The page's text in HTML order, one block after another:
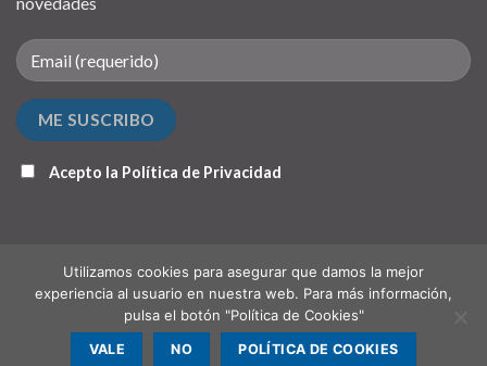
Acepto la Política de Privacidad
QUIÉNES SOMOS
Copyright 2026 ©Hispanochilena
Utilizamos cookies para asegurar que damos la mejor
experiencia al usuario en nuestra web. Para más información,
pulsa el botón "Política de Cookies"
VALE NO POLÍTICA DE COOKIES